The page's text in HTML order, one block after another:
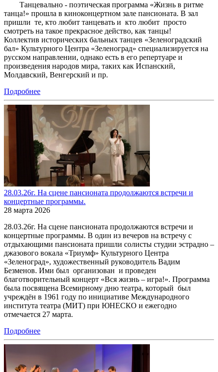
Танцевально - поэтическая программа «Жизнь в ритме
танца!» прошла в киноконцертном зале пансионата. В зал
пришли те, кто любит танцевать и кто любит просто
смотреть на такое прекрасное действо, как танцы!
Коллектив исторических бальных танцев «Зеленоградский
бал» Культурного Центра «Зеленоград» специализируется на
русском направлении, однако есть в его репертуаре и
произведения народов мира, таких как Испанский,
Молдавский, Венгерский и пр.
Подробнее
28.03.26г. На сцене пансионата продолжаются встречи и
концертные программы.
28 марта 2026
28.03.26г. На сцене пансионата продолжаются встречи и
концертные программы. В один из вечеров на встречу с
отдыхающими пансионата пришли солисты студии эстрадно –
джазового вокала «Триумф» Культурного Центра
«Зеленоград», художественный руководитель Вадим
Безменов. Ими был организован и проведен
благотворительный концерт «Вся жизнь – игра!». Программа
была посвящена Всемирному дню театра, который был
учреждён в 1961 году по инициативе Международного
института театра (МИТ) при ЮНЕСКО и ежегодно
отмечается 27 марта.
Подробнее